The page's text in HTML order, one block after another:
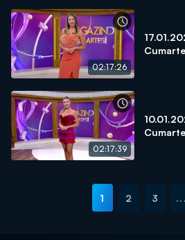
02:17:26
02:17:39
1 2 3 ...